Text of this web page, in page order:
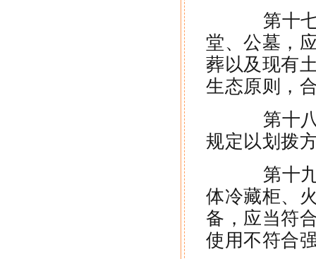
第十七
堂、公墓，
葬以及现有
生态原则，
第十八
规定以划拨
第十九
体冷藏柜、
备，应当符
使用不符合